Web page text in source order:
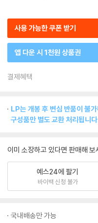
사용 가능한 쿠폰 받기
앱 다운 시 1천원 상품권
결제혜택
LP는 개봉 후 변심 반품이 불
구성품만 별도 교환 처리됩니
이미 소장하고 있다면 판매해 보
예스24에 팔기
바이백 신청 불가
국내배송만 가능